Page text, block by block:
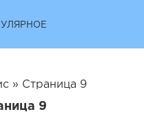
» Страница 9
9